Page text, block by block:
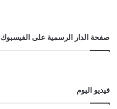
صفحة الدار الرسمية على الفيسبوك
فيديو اليوم